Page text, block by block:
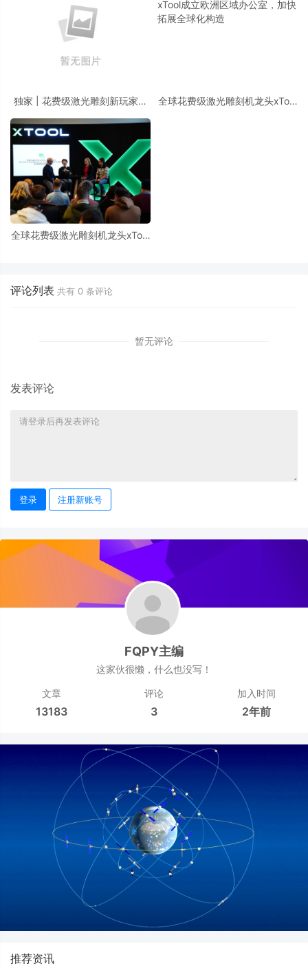
独家 | 花费级激光雕刻新玩家壹
全球花费级激光雕刻机龙头xTool
全球花费级激光雕刻机龙头xTool
评论列表 共有 0 条评论
暂无评论
发表评论
登录 注册新账号
FQPY主编
这家伙很懒，什么也没写！
文章
13183
评论
3
加入时间
2年前
推荐资讯